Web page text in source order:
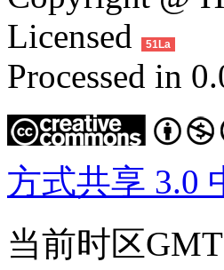
Licensed
51La
Processed in
方式共享 3.0
当前时区